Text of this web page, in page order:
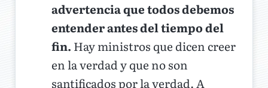
advertencia que todos debemos
entender antes del tiempo del
fin. Hay ministros que dicen creer
en la verdad y que no son
santificados por la verdad. A